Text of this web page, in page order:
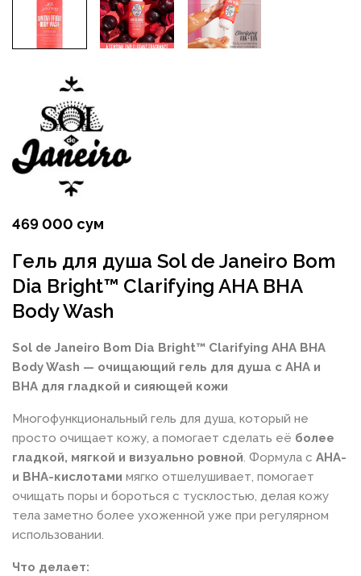
469 000 сум
Гель для душа Sol de Janeiro Bom
Dia Bright™ Clarifying AHA BHA
Body Wash
Sol de Janeiro Bom Dia Bright™ Clarifying AHA BHA
Body Wash — очищающий гель для душа с AHA и
BHA для гладкой и сияющей кожи
Многофункциональный гель для душа, который не
просто очищает кожу, а помогает сделать её более
гладкой, мягкой и визуально ровной. Формула с AHA-
и BHA-кислотами мягко отшелушивает, помогает
очищать поры и бороться с тусклостью, делая кожу
тела заметно более ухоженной уже при регулярном
использовании.
Что делает: